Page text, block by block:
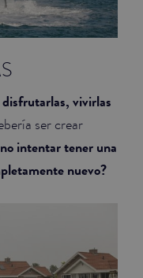
disfrutarlas, vivirlas
ser crear
intentar tener una
nuevo?